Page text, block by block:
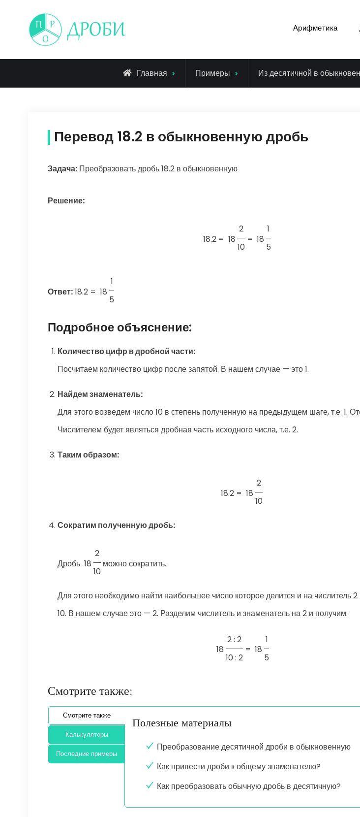
content
Арифметика
Главная Примеры Из десятичной в
Перевод 18.2 в обыкновенную дробь
Задача: Преобразовать дробь 18.2 в обыкновенную
Решение:
18.2 = 18
2
10
= 18
1
5
Ответ:18.2 = 18
1
5
Подробное объяснение:
Количество цифр в дробной части:
Посчитаем количество цифр после запятой. В нашем случае — это 1.
Найдем знаменатель:
Для этого возведем число 10 в степень полученную на предыдущем шаге, т.е. 1.
Числителем будет являться дробная часть исходного числа, т.е. 2.
Таким образом:
18.2 = 18
2
10
Сократим полученную дробь:
Дробь 18
2
10
можно сократить.
Для этого необходимо найти наибольшее число которое делится и на числитель
10. В нашем случае это — 2. Разделим числитель и знаменатель на 2 и получим:
18
2 : 2
10 : 2
= 18
1
5
Смотрите также:
Смотрите также
Калькуляторы
Последние примеры
Полезные материалы
Преобразование десятичной дроби в обыкновенную
Как привести дроби к общему знаменателю?
Как преобразовать обычную дробь в десятичную?